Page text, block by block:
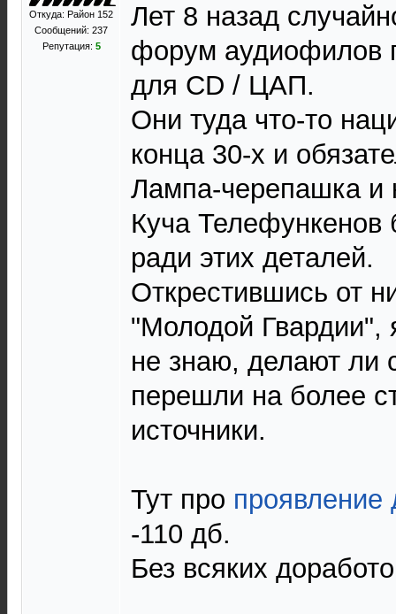
Откуда: Район 152
Сообщений: 237
Репутация: 5
Лет 8 назад
форум аудиофилов
для CD / ЦАП.
Они туда что-то
конца 30-х и
Лампа-черепашка и
Куча Телефункенов
ради этих деталей.
Открестившись от
"Молодой Гвардии",
не знаю, делают ли
перешли на более
источники.
Тут про проявление
-110 дб.
Без всяких